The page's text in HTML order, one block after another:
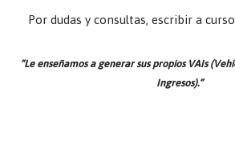
Por dudas y consultas, escribir a
“Le enseñamos a generar sus propios VAIs
Ingresos).”